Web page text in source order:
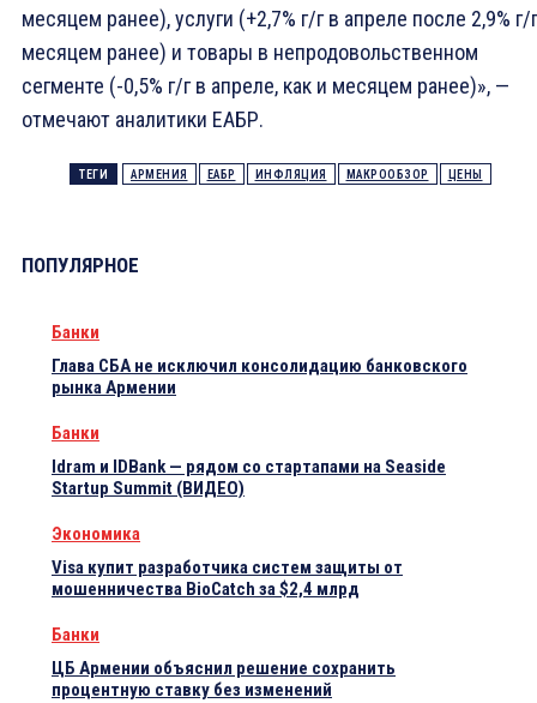
месяцем ранее), услуги (+2,7% г/г в апреле после 2,9% г/г
месяцем ранее) и товары в непродовольственном
сегменте (-0,5% г/г в апреле, как и месяцем ранее)», —
отмечают аналитики ЕАБР.
ТЕГИ АРМЕНИЯ ЕАБР ИНФЛЯЦИЯ МАКРООБЗОР ЦЕНЫ
ПОПУЛЯРНОЕ
Банки
Глава СБА не исключил консолидацию банковского
рынка Армении
Банки
Idram и IDBank — рядом со стартапами на Seaside
Startup Summit (ВИДЕО)
Экономика
Visa купит разработчика систем защиты от
мошенничества BioCatch за $2,4 млрд
Банки
ЦБ Армении объяснил решение сохранить
процентную ставку без изменений